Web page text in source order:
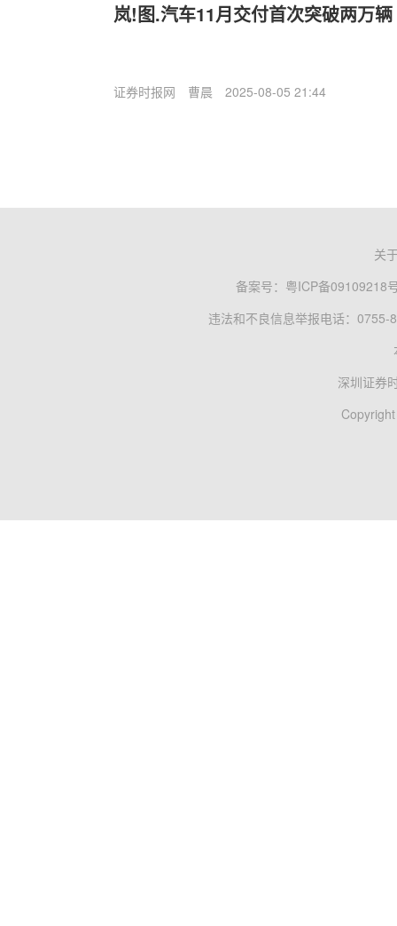
岚!图.汽车11月交付首次突破两万
证券时报网 曹晨 2025-08-05 21:44
关
备案号： 粤ICP备09109218
违法和不良信息举报电话：0755-
深圳证券